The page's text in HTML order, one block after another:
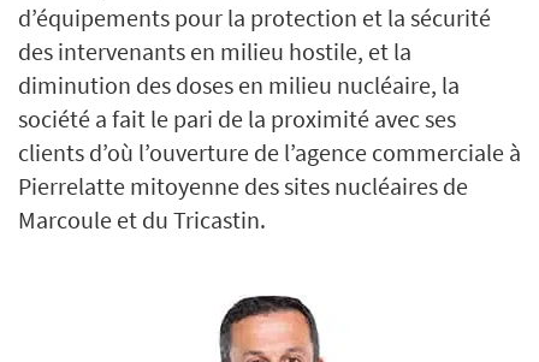
d’équipements pour la protection et la sécurité
des intervenants en milieu hostile, et la
diminution des doses en milieu nucléaire, la
société a fait le pari de la proximité avec ses
clients d’où l’ouverture de l’agence commerciale à
Pierrelatte mitoyenne des sites nucléaires de
Marcoule et du Tricastin.